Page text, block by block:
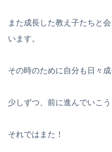
また成長した教え子たちと
います。
その時のために自分も日々成
少しずつ、前に進んでいこう
それではまた！